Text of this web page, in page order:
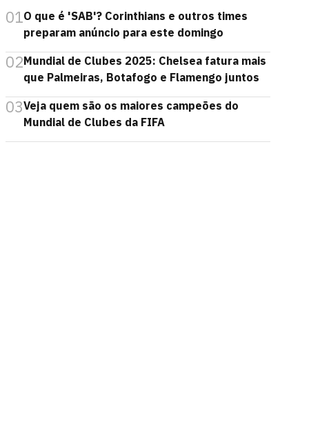
01O que é 'SAB'? Corinthians e outros times
preparam anúncio para este domingo
02Mundial de Clubes 2025: Chelsea fatura mais
que Palmeiras, Botafogo e Flamengo juntos
03Veja quem são os maiores campeões do
Mundial de Clubes da FIFA